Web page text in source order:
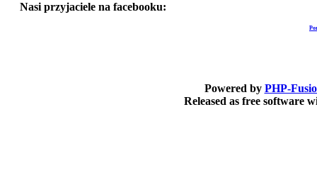
Nasi przyjaciele na facebooku:
Powered by PHP-
Released as free software